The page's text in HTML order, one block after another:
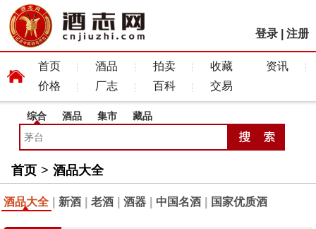
登录 注册
首页 酒品 拍卖 收藏
资讯
价格
厂志 百科 交易
综合 酒品 集市 藏品
首页 > 酒品大全
酒品大全 新酒 老酒 酒器 中国名酒 国家优质酒